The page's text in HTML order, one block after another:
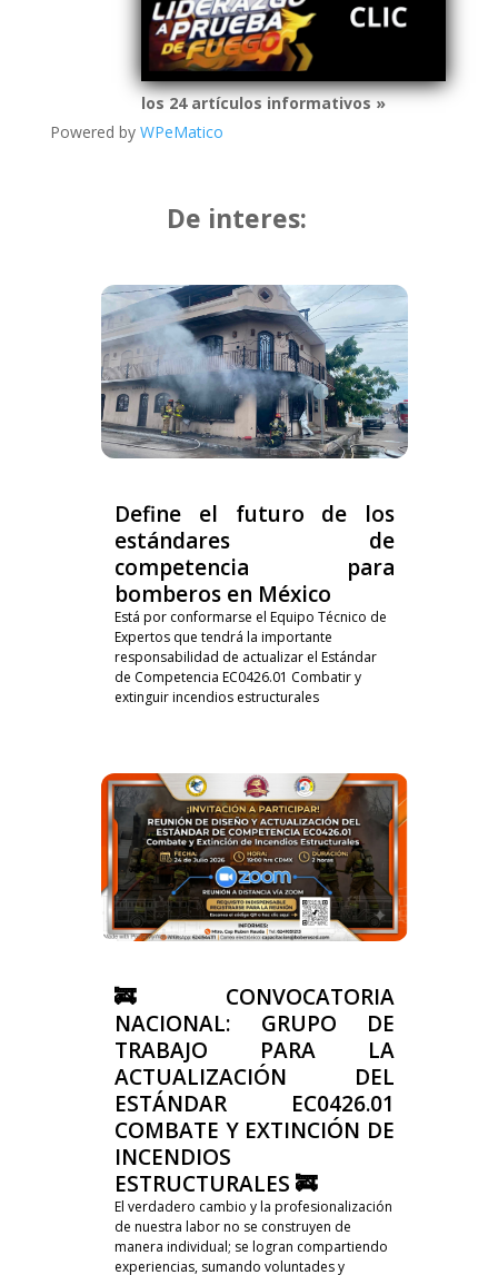
los 24 artículos informativos »
Powered by WPeMatico
De interes:
Define el futuro de los
estándares de
competencia para
bomberos en México
Está por conformarse el Equipo Técnico de
Expertos que tendrá la importante
responsabilidad de actualizar el Estándar
de Competencia EC0426.01 Combatir y
extinguir incendios estructurales
🚒 CONVOCATORIA
NACIONAL: GRUPO DE
TRABAJO PARA LA
ACTUALIZACIÓN DEL
ESTÁNDAR EC0426.01
COMBATE Y EXTINCIÓN DE
INCENDIOS
ESTRUCTURALES 🚒
El verdadero cambio y la profesionalización
de nuestra labor no se construyen de
manera individual; se logran compartiendo
experiencias, sumando voluntades y